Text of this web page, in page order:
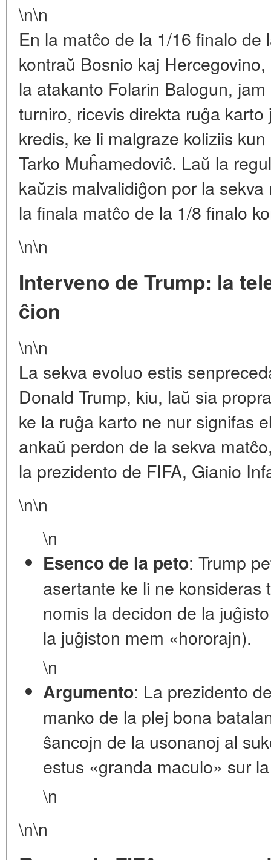
\n\n
En la matĉo de la 1/16 finalo
kontraŭ Bosnio kaj
la atakanto Folarin Balogun,
turniro, ricevis direkta ruĝa
kredis, ke li malgraze koliziis
Tarko Muĥamedoviĉ. Laŭ la
kaŭzis malvalidiĝon por la
la finala matĉo de la 1/8 finalo
\n\n
Interveno de Trump: la
ĉion
\n\n
La sekva evoluo estis
Donald Trump, kiu, laŭ sia
ke la ruĝa karto ne nur signifas
ankaŭ perdon de la sekva
la prezidento de FIFA, Gianio
\n\n
\n
Esenco de la peto: Trump
asertante ke li ne konsideras
nomis la decidon de la
la juĝiston mem «hororajn).
\n
Argumento: La prezidento
manko de la plej bona
ŝancojn de la usonanoj al
estus «granda maculo» sur
\n
\n\n